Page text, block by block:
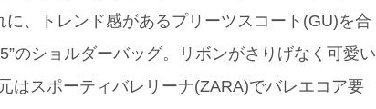
、トレンド感があるプリーツスコート(GU)を合
のショルダーバッグ。リボンがさりげなく可愛い
はスポーティバレリーナ(ZARA)でバレエコア要